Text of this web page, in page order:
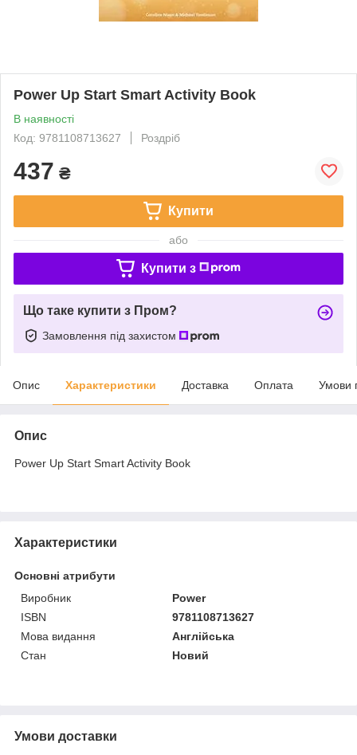
Power Up Start Smart Activity Book
В наявності
Код: 9781108713627
Роздріб
437 ₴
Купити
або
Купити з
Що таке купити з Пром?
Замовлення під захистом
Опис Характеристики Доставка Оплата Умови
Опис
Power Up Start Smart Activity Book
Характеристики
Основні атрибути
Виробник
Power
ISBN
9781108713627
Мова видання
Англійська
Стан
Новий
Умови доставки